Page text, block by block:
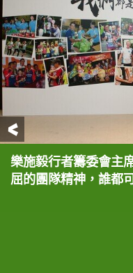
前一頁
樂施毅行者籌委會主
屈的團隊精神，誰都
友邦香港及澳門首席
佈，『AIA Vitality
（由左至右）張馨文
羅鳳菁、馮錦雄及馮
發展局局長黃偉綸憶
的經驗。
（左起第三至七) 樂
門業務策略及市場策
樂施毅行者籌委會主
樣參加過四次樂施毅
全體嘉賓在2017年記